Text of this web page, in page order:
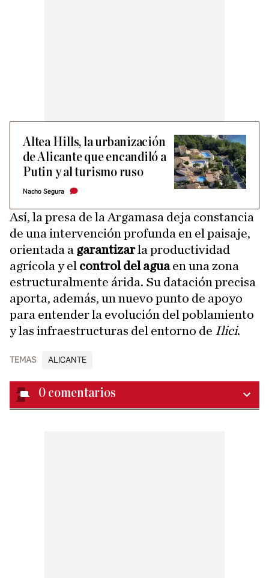
Altea Hills, la urbanización
de Alicante que encandiló a
Putin y al turismo ruso
Nacho Segura
Así, la presa de la Argamasa deja constancia
de una intervención profunda en el paisaje,
orientada a garantizarla productividad
agrícola y el control del aguaen una zona
estructuralmente árida. Su datación precisa
aporta, además, un nuevo punto de apoyo
para entender la evolución del poblamiento
y las infraestructuras del entorno de Ilici.
TEMAS ALICANTE
0 comentarios